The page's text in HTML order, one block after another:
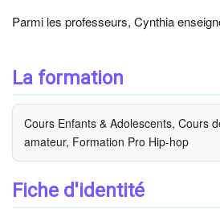
Parmi les professeurs, Cynthia
La formation
Cours Enfants & Adolescents, Cours
amateur, Formation Pro Hip-hop
Fiche d'identité